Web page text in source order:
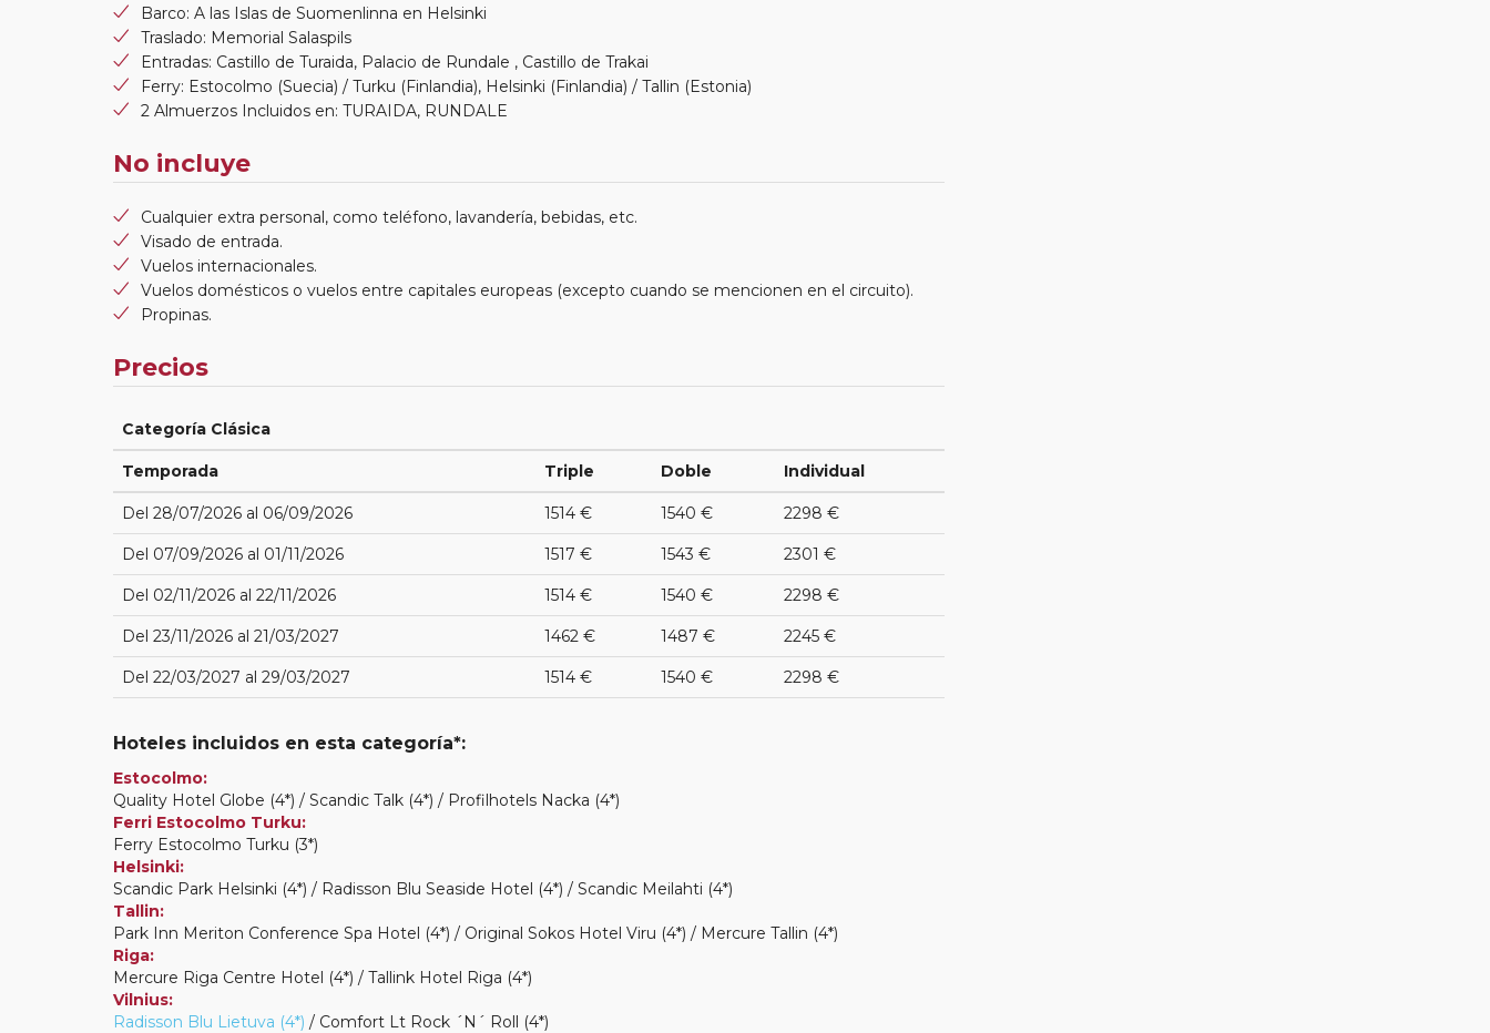
Barco: A las Islas de Suomenlinna en Helsinki
Traslado: Memorial Salaspils
Entradas: Castillo de Turaida, Palacio de Rundale , Castillo de Trakai
Ferry: Estocolmo (Suecia) / Turku (Finlandia), Helsinki (Finlandia) / Tallin (Estonia)
2 Almuerzos Incluidos en: TURAIDA, RUNDALE
No incluye
Cualquier extra personal, como teléfono, lavandería, bebidas, etc.
Visado de entrada.
Vuelos internacionales.
Vuelos domésticos o vuelos entre capitales europeas (excepto cuando se mencionen en el circuito).
Propinas.
Precios
Categoría Clásica
Temporada Triple Doble Individual
Del 28/07/2026 al 06/09/2026 1514 € 1540 € 2298 €
Del 07/09/2026 al 01/11/2026 1517 € 1543 € 2301 €
Del 02/11/2026 al 22/11/2026 1514 € 1540 € 2298 €
Del 23/11/2026 al 21/03/2027 1462 € 1487 € 2245 €
Del 22/03/2027 al 29/03/2027 1514 € 1540 € 2298 €
Hoteles incluidos en esta categoría*:
Estocolmo:
Quality Hotel Globe (4*) / Scandic Talk (4*) / Profilhotels Nacka (4*)
Ferri Estocolmo Turku:
Ferry Estocolmo Turku (3*)
Helsinki:
Scandic Park Helsinki (4*) / Radisson Blu Seaside Hotel (4*) / Scandic Meilahti (4*)
Tallin:
Park Inn Meriton Conference Spa Hotel (4*) / Original Sokos Hotel Viru (4*) / Mercure Tallin (4*)
Riga:
Mercure Riga Centre Hotel (4*) / Tallink Hotel Riga (4*)
Vilnius:
Radisson Blu Lietuva (4*) / Comfort Lt Rock ´N´ Roll (4*)